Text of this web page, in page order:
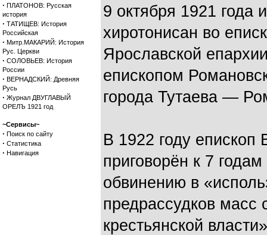
· ПЛАТОНОВ: Русская
история
· ТАТИЩЕВ: История
Российская
· Митр.МАКАРИЙ: История
Рус. Церкви
· СОЛОВЬЕВ: История
России
· ВЕРНАДСКИЙ: Древняя
Русь
· Журнал ДВУГЛАВЫЙ
ОРЕЛЪ 1921 год
~Сервисы~
· Поиск по сайту
· Статистика
· Навигация
9 октября 1921 года
хиротонисан во
Ярославской
епископом
города Тутаева —
В 1922 году
приговорён к 7
обвинению в
предрассудков масс
крестьянской